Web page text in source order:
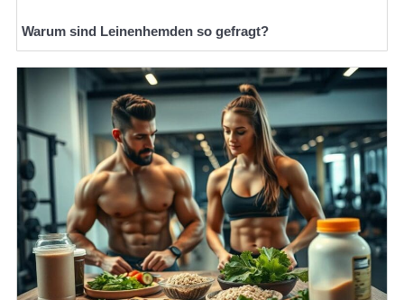
Warum sind Leinenhemden so gefragt?